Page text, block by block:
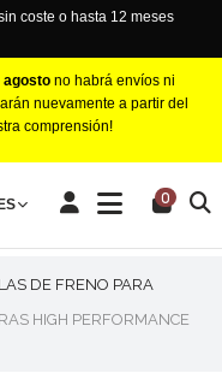
coste o hasta 12 meses
agostono habrá envíos ni
nuevamente a partir del
comprensión!
ES 0
DE FRENO PARA
HIGH PERFORMANCE